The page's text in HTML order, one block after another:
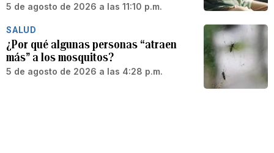
5 de agosto de 2026 a las 11:10 p.m.
SALUD
¿Por qué algunas personas “atraen
más” a los mosquitos?
5 de agosto de 2026 a las 4:28 p.m.